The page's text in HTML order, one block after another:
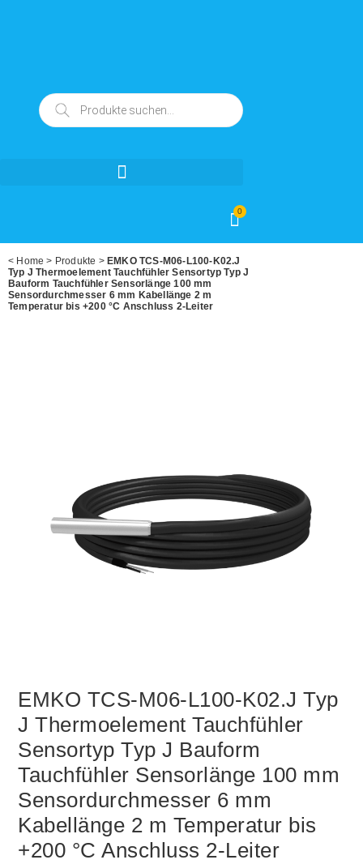
0
< Home > Produkte > EMKO TCS-M06-L100-K02.J
Typ J Thermoelement Tauchfühler Sensortyp Typ J
Bauform Tauchfühler Sensorlänge 100 mm
Sensordurchmesser 6 mm Kabellänge 2 m
Temperatur bis +200 °C Anschluss 2-Leiter
EMKO TCS-M06-L100-K02.J Typ
J Thermoelement Tauchfühler
Sensortyp Typ J Bauform
Tauchfühler Sensorlänge 100 mm
Sensordurchmesser 6 mm
Kabellänge 2 m Temperatur bis
+200 °C Anschluss 2-Leiter